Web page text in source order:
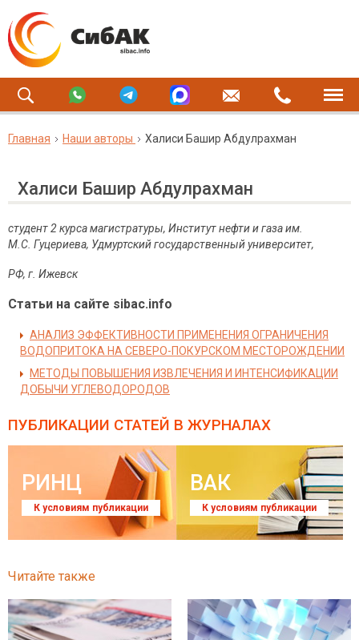
Главная Наши авторы Халиси Башир Абдулрахман
Халиси Башир Абдулрахман
студент 2 курса магистратуры, Институт нефти и газа им.
М.С. Гуцериева, Удмуртский государственный университет,
РФ, г Ижевск
Статьи на сайте sibac.info
АНАЛИЗ ЭФФЕКТИВНОСТИ ПРИМЕНЕНИЯ ОГРАНИЧЕНИЯ
ВОДОПРИТОКА НА СЕВЕРО-ПОКУРСКОМ МЕСТОРОЖДЕНИИ
МЕТОДЫ ПОВЫШЕНИЯ ИЗВЛЕЧЕНИЯ И ИНТЕНСИФИКАЦИИ
ДОБЫЧИ УГЛЕВОДОРОДОВ
ПУБЛИКАЦИИ СТАТЕЙ В ЖУРНАЛАХ
РИНЦ
К условиям публикации
ВАК
К условиям публикации
Читайте также